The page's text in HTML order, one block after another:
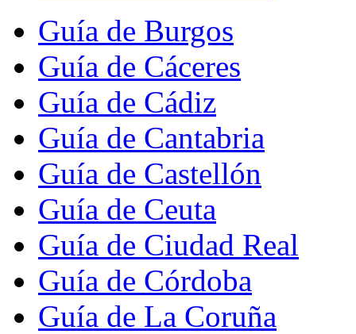
Guía de Burgos
Guía de Cáceres
Guía de Cádiz
Guía de Cantabria
Guía de Castellón
Guía de Ceuta
Guía de Ciudad Real
Guía de Córdoba
Guía de La Coruña